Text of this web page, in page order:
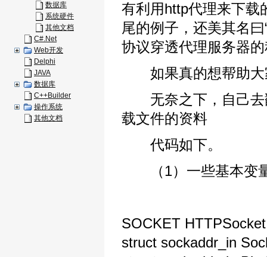
数据库
系统硬件
其他文档
C#.Net
Web开发
Delphi
JAVA
数据库
C++Builder
操作系统
其他文档
有利用http代理来下载
尾的例子，还美其名
协议穿透代理服务器
如果真的想帮助大
无奈之下，自己去
载文件的资料
代码如下。
（1）一些基本变
SOCKET
struct sockaddr_in